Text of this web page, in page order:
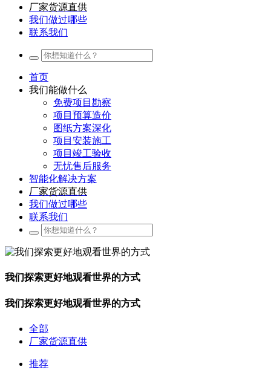
厂家货源直供
我们做过哪些
联系我们
首页
我们能做什么
免费项目勘察
项目预算造价
图纸方案深化
项目安装施工
项目竣工验收
无忧售后服务
智能化解决方案
厂家货源直供
我们做过哪些
联系我们
我们探索更好地观看世界的方式
我们探索更好地观看世界的方式
全部
厂家货源直供
推荐